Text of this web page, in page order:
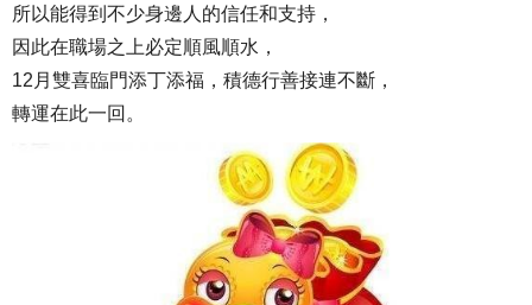
所以能得到不少身邊人的信任和支持，
因此在職場之上必定順風順水，
12月雙喜臨門添丁添福，積德行善接連不斷，
轉運在此一回。